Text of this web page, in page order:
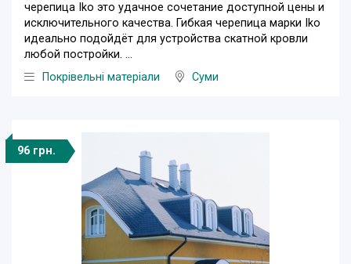
черепица Iko это удачное сочетание доступной цены и
исключительного качества. Гибкая черепица марки Iko
идеально подойдёт для устройства скатной кровли
любой постройки. ...
Покрівельні матеріали
Суми
96 грн.